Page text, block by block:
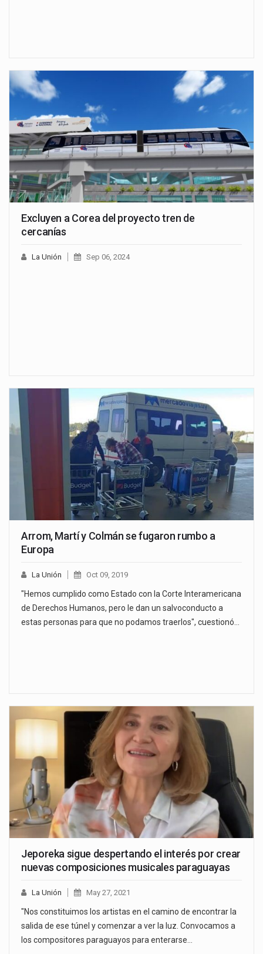
Excluyen a Corea del proyecto tren de
cercanías
La Unión Sep 06, 2024
Arrom, Martí y Colmán se fugaron rumbo a
Europa
La Unión Oct 09, 2019
"Hemos cumplido como Estado con la Corte Interamericana
de Derechos Humanos, pero le dan un salvoconducto a
estas personas para que no podamos traerlos", cuestionó…
Jeporeka sigue despertando el interés por crear
nuevas composiciones musicales paraguayas
La Unión May 27, 2021
"Nos constituimos los artistas en el camino de encontrar la
salida de ese túnel y comenzar a ver la luz. Convocamos a
los compositores paraguayos para enterarse…